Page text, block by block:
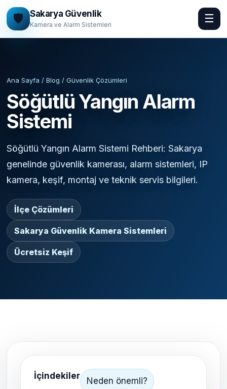
🛡️ Sakarya Güvenlik
Kamera ve Alarm Sistemleri ☰
Ana Sayfa / Blog / Güvenlik Çözümleri
Söğütlü Yangın Alarm
Sistemi
Söğütlü Yangın Alarm Sistemi Rehberi: Sakarya
genelinde güvenlik kamerası, alarm sistemleri, IP
kamera, keşif, montaj ve teknik servis bilgileri.
İlçe Çözümleri
Sakarya Güvenlik Kamera Sistemleri
Ücretsiz Keşif
İçindekiler Neden önemli?